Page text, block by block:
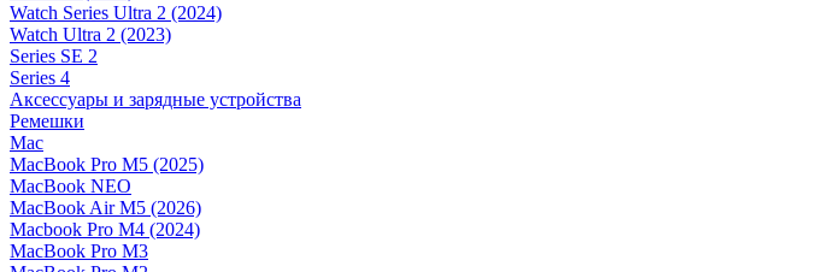
Watch Series Ultra 2 (2024)
Watch Ultra 2 (2023)
Series SE 2
Series 4
Аксессуары и зарядные устройства
Ремешки
Mac
MacBook Pro M5 (2025)
MacBook NEO
MacBook Air M5 (2026)
Macbook Pro M4 (2024)
MacBook Pro M3